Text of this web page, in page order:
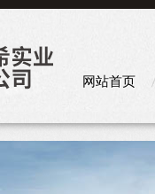
网站首页